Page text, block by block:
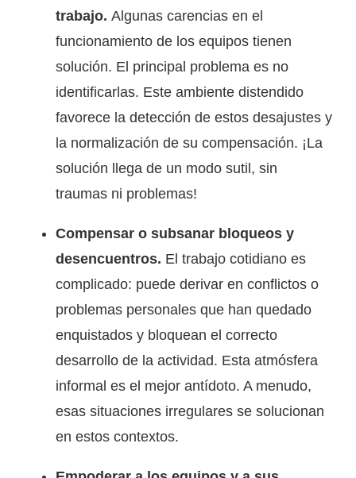
trabajo. Algunas carencias en el
funcionamiento de los equipos tienen
solución. El principal problema es no
identificarlas. Este ambiente distendido
favorece la detección de estos desajustes y
la normalización de su compensación. ¡La
solución llega de un modo sutil, sin
traumas ni problemas!
Compensar o subsanar bloqueos y
desencuentros. El trabajo cotidiano es
complicado: puede derivar en conflictos o
problemas personales que han quedado
enquistados y bloquean el correcto
desarrollo de la actividad. Esta atmósfera
informal es el mejor antídoto. A menudo,
esas situaciones irregulares se solucionan
en estos contextos.